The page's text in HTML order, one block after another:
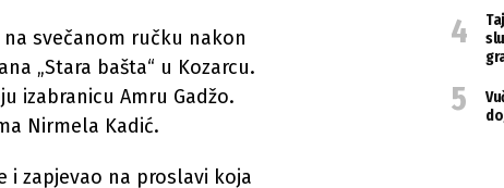
svečanom ručku nakon
„Stara bašta“ u Kozarcu.
izabranicu Amru Gadžo.
Nirmela Kadić.
i zapjevao na proslavi koja